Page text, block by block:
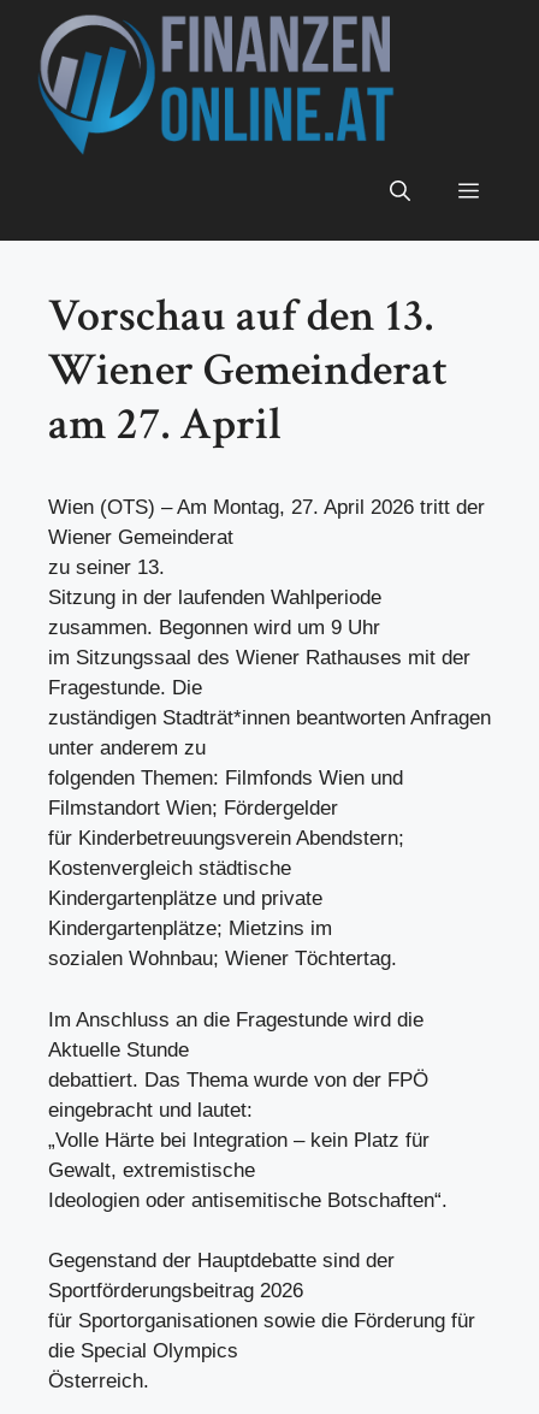
Inhalt
springen
Menü
Vorschau auf den 13.
Wiener Gemeinderat
am 27. April
Wien (OTS) – Am Montag, 27. April 2026 tritt der
Wiener Gemeinderat
zu seiner 13.
Sitzung in der laufenden Wahlperiode
zusammen. Begonnen wird um 9 Uhr
im Sitzungssaal des Wiener Rathauses mit der
Fragestunde. Die
zuständigen Stadträt*innen beantworten Anfragen
unter anderem zu
folgenden Themen: Filmfonds Wien und
Filmstandort Wien; Fördergelder
für Kinderbetreuungsverein Abendstern;
Kostenvergleich städtische
Kindergartenplätze und private
Kindergartenplätze; Mietzins im
sozialen Wohnbau; Wiener Töchtertag.
Im Anschluss an die Fragestunde wird die
Aktuelle Stunde
debattiert. Das Thema wurde von der FPÖ
eingebracht und lautet:
„Volle Härte bei Integration – kein Platz für
Gewalt, extremistische
Ideologien oder antisemitische Botschaften“.
Gegenstand der Hauptdebatte sind der
Sportförderungsbeitrag 2026
für Sportorganisationen sowie die Förderung für
die Special Olympics
Österreich.